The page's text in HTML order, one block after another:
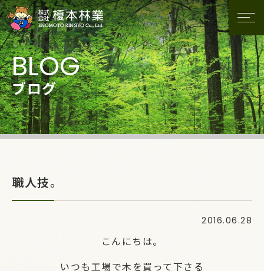
ブログ
職人技。
2016.06.28
こんにちは。
いつも工場で木を買って下さる